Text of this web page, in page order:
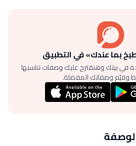
بما عندك» في التطبيق
في بيتك وهنقترح عليك وصفات تناسبها
وقيّم وصفاتك المفضلة.